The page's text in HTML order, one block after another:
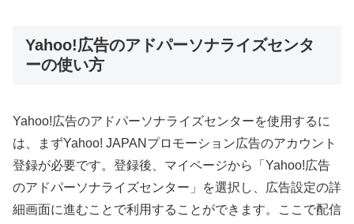
Yahoo!広告のアドパーソナライズセンタ
ーの使い方
Yahoo!広告のアドパーソナライズセンターを使用するに
は、まずYahoo! JAPANプロモーション広告のアカウント
登録が必要です。登録後、マイページから「Yahoo!広告
のアドパーソナライズセンター」を選択し、広告設定の詳
細画面に進むことで利用することができます。ここで配信